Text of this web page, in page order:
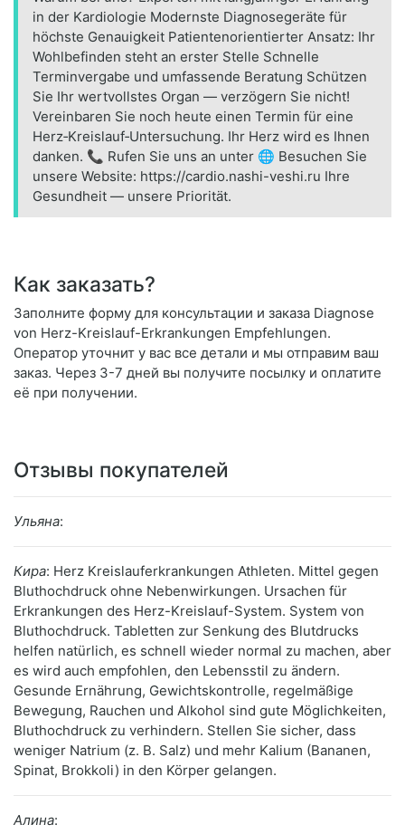
in der Kardiologie Modernste Diagnosegeräte für
höchste Genauigkeit Patientenorientierter Ansatz: Ihr
Wohlbefinden steht an erster Stelle Schnelle
Terminvergabe und umfassende Beratung Schützen
Sie Ihr wertvollstes Organ — verzögern Sie nicht!
Vereinbaren Sie noch heute einen Termin für eine
Herz‑Kreislauf‑Untersuchung. Ihr Herz wird es Ihnen
danken. 📞 Rufen Sie uns an unter 🌐 Besuchen Sie
unsere Website: https://cardio.nashi-veshi.ru Ihre
Gesundheit — unsere Priorität.
Как заказать?
Заполните форму для консультации и заказа Diagnose
von Herz-Kreislauf-Erkrankungen Empfehlungen.
Оператор уточнит у вас все детали и мы отправим ваш
заказ. Через 3-7 дней вы получите посылку и оплатите
её при получении.
Отзывы покупателей
Ульяна:
Кира: Herz Kreislauferkrankungen Athleten. Mittel gegen
Bluthochdruck ohne Nebenwirkungen. Ursachen für
Erkrankungen des Herz-Kreislauf-System. System von
Bluthochdruck. Tabletten zur Senkung des Blutdrucks
helfen natürlich, es schnell wieder normal zu machen, aber
es wird auch empfohlen, den Lebensstil zu ändern.
Gesunde Ernährung, Gewichtskontrolle, regelmäßige
Bewegung, Rauchen und Alkohol sind gute Möglichkeiten,
Bluthochdruck zu verhindern. Stellen Sie sicher, dass
weniger Natrium (z. B. Salz) und mehr Kalium (Bananen,
Spinat, Brokkoli) in den Körper gelangen.
Алина: